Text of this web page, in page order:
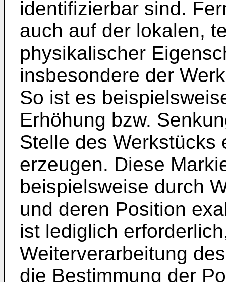
identifizierbar sind.
auch auf der lokalen,
physikalischer
insbesondere der
So ist es
Erhöhung bzw.
Stelle des Werkstücks
erzeugen. Diese
beispielsweise durch
und deren Position
ist lediglich
Weiterverarbeitung
die Bestimmung der